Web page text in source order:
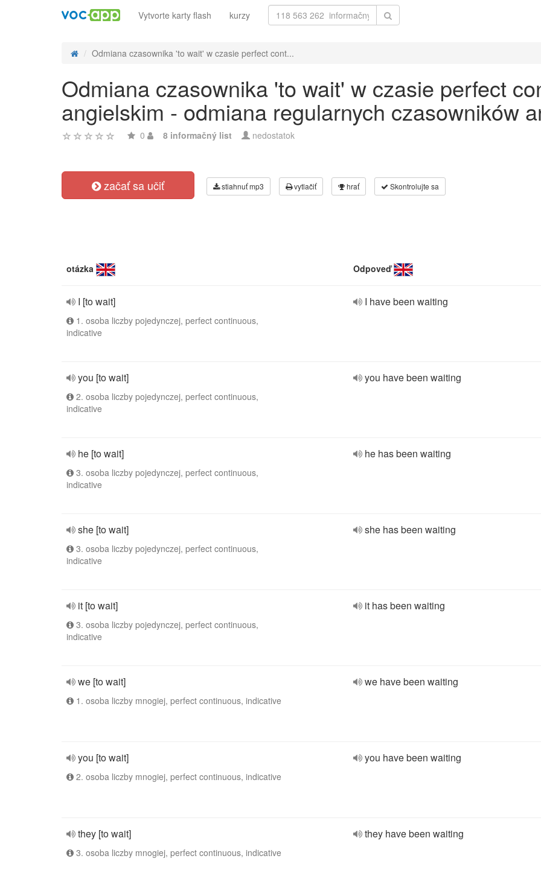
Vytvorte karty flash kurzy
Odmiana czasownika 'to wait' w czasie perfect cont...
Odmiana czasownika 'to wait' w czasie perfect
angielskim - odmiana regularnych czasowników
0 8 informačný list nedostatok
začať sa učiť stiahnuť mp3 vytlačiť hrať Skontrolujte sa
otázka Odpoveď
I [to wait]
1. osoba liczby pojedynczej, perfect continuous,
indicative
I have been waiting
you [to wait]
2. osoba liczby pojedynczej, perfect continuous,
indicative
you have been waiting
he [to wait]
3. osoba liczby pojedynczej, perfect continuous,
indicative
he has been waiting
she [to wait]
3. osoba liczby pojedynczej, perfect continuous,
indicative
she has been waiting
it [to wait]
3. osoba liczby pojedynczej, perfect continuous,
indicative
it has been waiting
we [to wait]
1. osoba liczby mnogiej, perfect continuous, indicative
we have been waiting
you [to wait]
2. osoba liczby mnogiej, perfect continuous, indicative
you have been waiting
they [to wait]
3. osoba liczby mnogiej, perfect continuous, indicative
they have been waiting